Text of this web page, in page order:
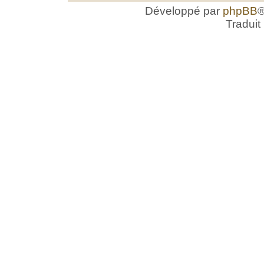
Développé par phpBB